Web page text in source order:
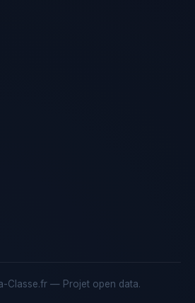
Classe.fr — Projet open data.